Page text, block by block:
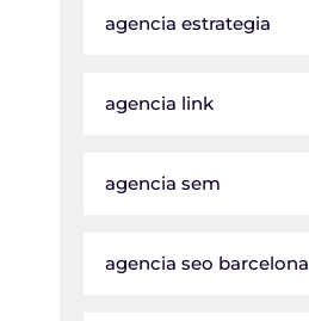
agencia estrategia
agencia link
agencia sem
agencia seo barcelona